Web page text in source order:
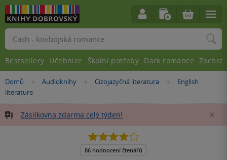
Nacházíte
se
Domů »Audioknihy »
Cizojazyčná literatura »
English
literature
Zásilkovna zdarma celý týden!
3.9
5
86 hodnocení čtenářů
Vyhledávání
Bestsellery Učebnice Školní potřeby Dark romance